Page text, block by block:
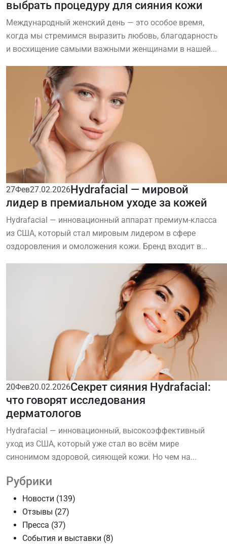
выбрать процедуру для сияния кожи
Международный женский день — это особое время,
когда мы стремимся выразить любовь, благодарность
и восхищение самыми важными женщинами в нашей...
27Фев27.02.2026Hydrafacial — мировой
лидер в премиальном уходе за кожей
Hydrafacial — инновационный аппарат премиум-класса
из США, который стал мировым лидером в сфере
оздоровления и омоложения кожи. Бренд входит в...
20Фев20.02.2026Секрет сияния Hydrafacial:
что говорят исследования
дерматологов
Hydrafacial — инновационный, высокоэффективный
уход из США, который уже стал во всём мире
синонимом здоровой, сияющей кожи. Но чем на...
Рубрики
Новости (139)
Отзывы (27)
Пресса (37)
События и выставки (8)